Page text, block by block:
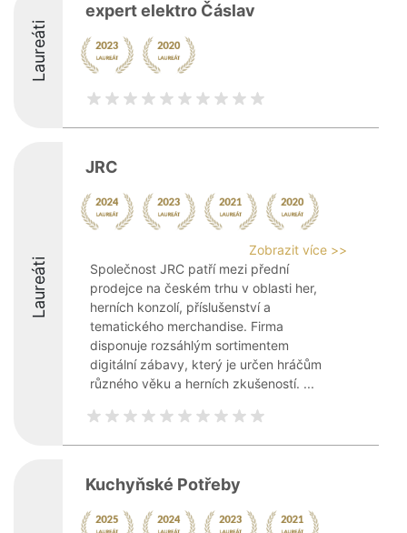
Laureáti
expert elektro Čáslav
Laureáti
JRC
Zobrazit více >>
Společnost JRC patří mezi přední
prodejce na českém trhu v oblasti her,
herních konzolí, příslušenství a
tematického merchandise. Firma
disponuje rozsáhlým sortimentem
digitální zábavy, který je určen hráčům
různého věku a herních zkušeností. ...
Kuchyňské Potřeby